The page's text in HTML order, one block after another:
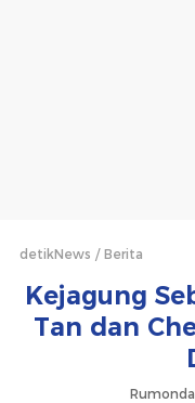
detikNews Berita
Kejagung
Tan dan